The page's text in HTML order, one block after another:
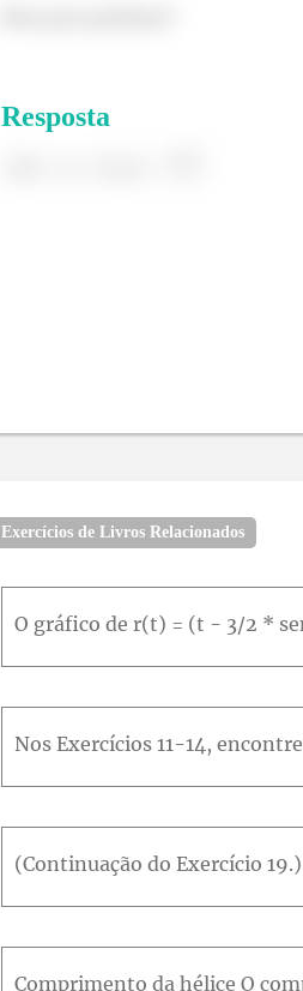
Resposta
Exercícios de Livros Relacionados